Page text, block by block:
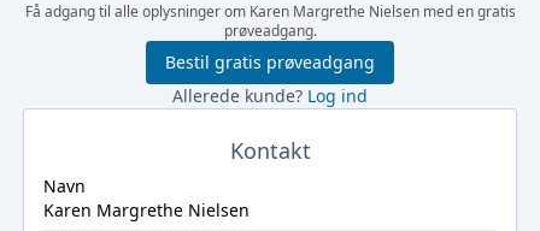
Få adgang til alle oplysninger om Karen Margrethe Nielsen med en gratis
prøveadgang.
Bestil gratis prøveadgang
Allerede kunde? Log ind
Kontakt
Navn
Karen Margrethe Nielsen